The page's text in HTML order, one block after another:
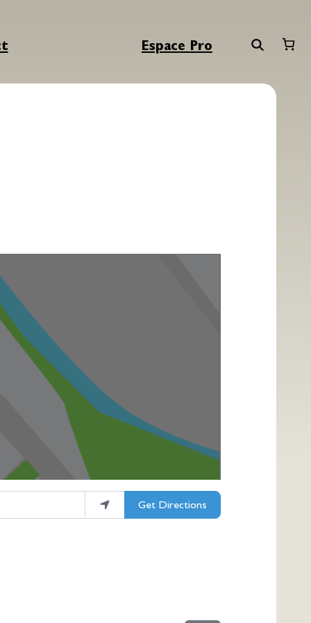
Espace Pro
Get Directions